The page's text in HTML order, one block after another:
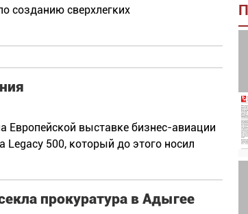
созданию сверхлегких
Европейской выставке бизнес-авиации
Legacy 500, который до этого носил
прокуратура в Адыгее